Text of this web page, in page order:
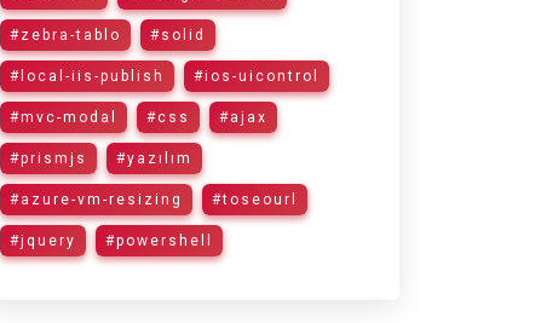
#zebra-tablo #solid
#local-iis-publish #ios-uicontrol
#mvc-modal #css #ajax
#prismjs #yazılım
#azure-vm-resizing #toseourl
#jquery #powershell